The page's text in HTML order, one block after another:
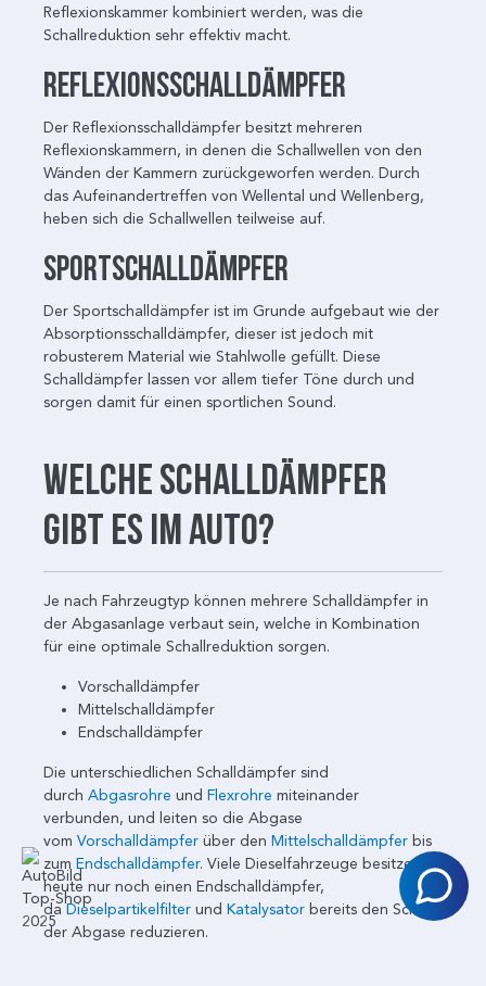
Reflexionskammer kombiniert werden, was die
Schallreduktion sehr effektiv macht.
Reflexionsschalldämpfer
Der Reflexionsschalldämpfer besitzt mehreren
Reflexionskammern, in denen die Schallwellen von den
Wänden der Kammern zurückgeworfen werden. Durch
das Aufeinandertreffen von Wellental und Wellenberg,
heben sich die Schallwellen teilweise auf.
Sportschalldämpfer
Der Sportschalldämpfer ist im Grunde aufgebaut wie der
Absorptionsschalldämpfer, dieser ist jedoch mit
robusterem Material wie Stahlwolle gefüllt. Diese
Schalldämpfer lassen vor allem tiefer Töne durch und
sorgen damit für einen sportlichen Sound.
Welche Schalldämpfer
gibt es im Auto?
Je nach Fahrzeugtyp können mehrere Schalldämpfer in
der Abgasanlage verbaut sein, welche in Kombination
für eine optimale Schallreduktion sorgen.
Vorschalldämpfer
Mittelschalldämpfer
Endschalldämpfer
Die unterschiedlichen Schalldämpfer sind
durch Abgasrohre und Flexrohre miteinander
verbunden, und leiten so die Abgase
vom Vorschalldämpfer über den Mittelschalldämpfer bis
zum Endschalldämpfer. Viele Dieselfahrzeuge besitzen
heute nur noch einen Endschalldämpfer,
daDieselpartikelfilter und Katalysator bereits den Schall
der Abgase reduzieren.